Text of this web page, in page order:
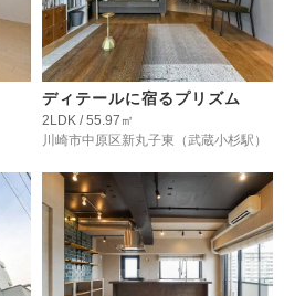
ディテールに宿るプリズム
2LDK / 55.97㎡
川崎市中原区新丸子東 （武蔵小杉駅）